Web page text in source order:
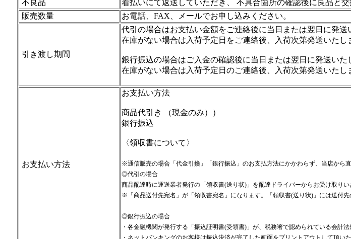
不良品
着払いにて返送していただき、 不具合箇所の確認後に良品と交
販売数量
お電話、FAX、メールでお申し込みください。
引き渡し期間
代引の場合はお支払い金額をご連絡後に当日または翌日に発送
在庫がない場合は入荷予定日をご連絡後、入荷次第発送いたし
銀行振込の場合はご入金の確認後に当日または翌日に発送いた
在庫がない場合は入荷予定日のご連絡後、入荷次第発送いたし
お支払い方法
お支払い方法
商品代引き （現金のみ））
銀行振込
〈領収書について〉
※通信販売の場合「代金引換」「銀行振込」のお支払方法にかかわらず、当店から
◎代引の場合
商品配達時に運送業者発行の「領収書(送り状)」を配達ドライバーからお受け取り
※「商品送付先宛名」が「領収書宛名」になります。「領収書(送り状)」には送付
◎銀行振込の場合
・各金融機関が発行する「振込証明書(受領書)」が、税務署で認められている会計
・ネットバンキングのお客様は振込決済が完了した画面をプリントアウトして頂い